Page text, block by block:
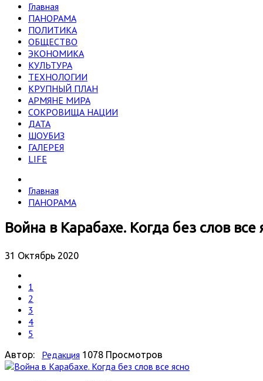
Главная
ПАНОРАМА
ПОЛИТИКА
ОБЩЕСТВО
ЭКОНОМИКА
КУЛЬТУРА
ТЕХНОЛОГИИ
КРУПНЫЙ ПЛАН
АРМЯНЕ МИРА
СОКРОВИЩА НАЦИИ
ДАТА
ШОУБИЗ
ГАЛЕРЕЯ
LIFE
Главная
ПАНОРАМА
Война в Карабахе. Когда без слов все
31 Октябрь 2020
1
2
3
4
5
Автор: Редакция 1078 Просмотров